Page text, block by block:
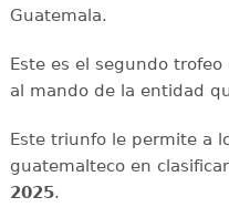
Guatemala.
Este es el segundo
al mando de la entidad
Este triunfo le permite a
guatemalteco en
2025.